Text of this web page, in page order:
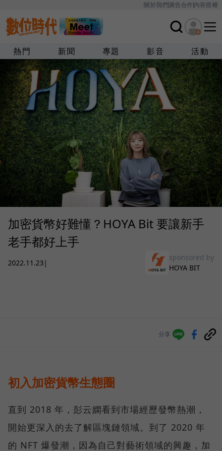
關於我們廣告合作內容授權
熱門 新聞 專題 影音 活動
加密貨幣好難懂？HOYA Bit 要讓新手
老手都好上手
2022.11.23 |
sponsored by
HOYA BIT
分享
初入加密貨幣生態圈
直到 2018 年，彭云嫻看到市場經歷發幣熱潮，
開始更深入的去了解區塊鏈領域。到了 2020 年
的 NFT 爆發潮，因為自己對藝術領域的興趣，加